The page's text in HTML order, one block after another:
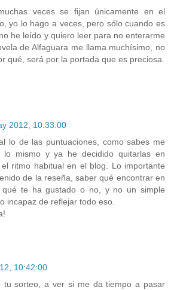
veces se fijan únicamente en el
yo lo hago a veces, pero sólo cuando es
he leído y quiero leer para no enterarme
de Alfaguara me llama muchísimo, no
qué, será por la portada que es preciosa.
2012, 10:33:00
lo de las puntuaciones, como sabes me
lo mismo y ya he decidido quitarlas en
ritmo habitual en el blog. Lo importante
de la reseña, saber qué encontrar en
te ha gustado o no, y no un simple
incapaz de reflejar todo eso.
10:42:00
tu sorteo, a ver si me da tiempo a pasar